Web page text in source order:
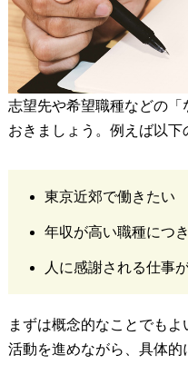
志望先や希望職種などの
おきましょう。例えば以下
東京近郊で働きたい
年収が高い職種につ
人に感謝される仕事
まずは概念的なことでも
活動を進めながら、具体的